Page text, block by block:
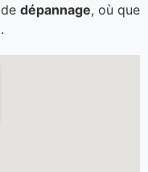
dépannage, où que